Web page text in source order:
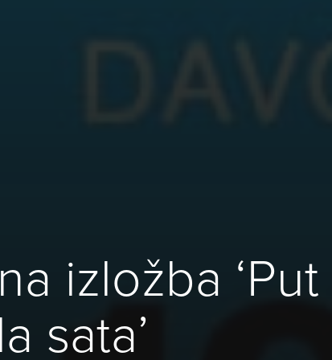
izložba
sata’